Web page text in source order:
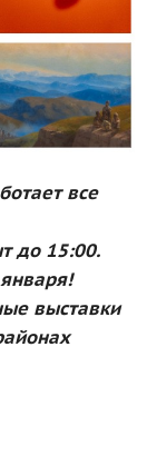
все
до 15:00.
выставки